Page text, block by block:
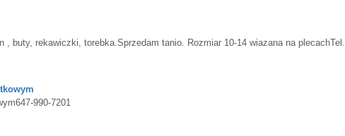
buty, rekawiczki, torebka.Sprzedam tanio. Rozmiar 10-14 wiazana na plecachTel.
990-7201